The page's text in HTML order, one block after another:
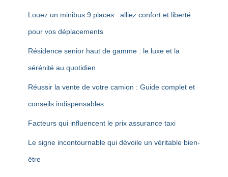
Louez un minibus 9 places : alliez confort et liberté
pour vos déplacements
Résidence senior haut de gamme : le luxe et la
sérénité au quotidien
Réussir la vente de votre camion : Guide complet et
conseils indispensables
Facteurs qui influencent le prix assurance taxi
Le signe incontournable qui dévoile un véritable bien-
être